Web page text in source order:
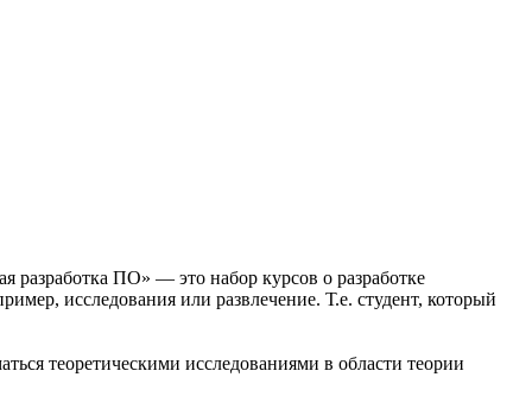
ПО» — это набор курсов о разработке
исследования или развлечение. Т.е. студент, который
теоретическими исследованиями в области теории